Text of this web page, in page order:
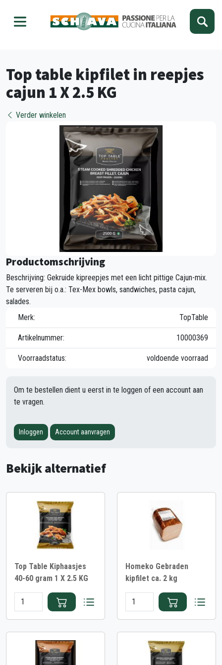
Top table kipfilet in reepjes
cajun 1 X 2.5 KG
Verder winkelen
Productomschrijving
Beschrijving: Gekruide kipreepjes met een licht pittige Cajun-mix.
Te serveren bij o.a.: Tex-Mex bowls, sandwiches, pasta cajun,
salades.
Merk:
TopTable
Artikelnummer: 10000369
Voorraadstatus: voldoende voorraad
Om te bestellen dient u eerst in te loggen of een account aan
te vragen.
Inloggen Account aanvragen
Bekijk alternatief
Top Table Kiphaasjes
40-60 gram 1 X 2.5 KG
Homeko Gebraden
kipfilet ca. 2 kg